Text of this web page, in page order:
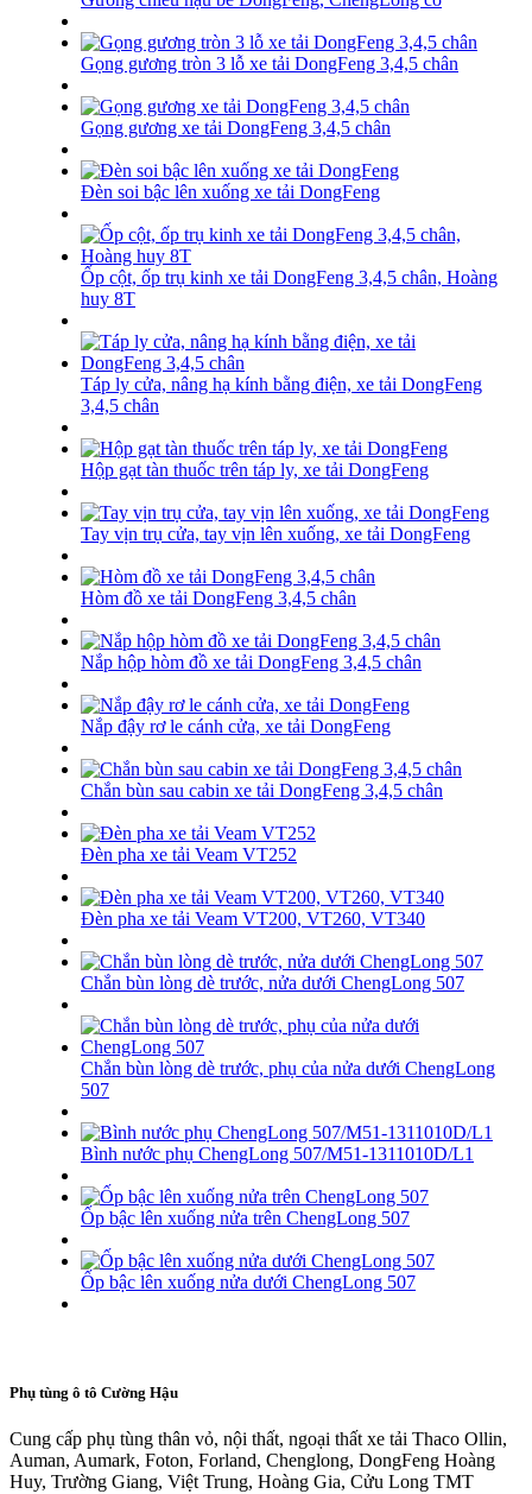
Gọng gương tròn 3 lỗ xe tải DongFeng 3,4,5 chân
Gọng gương xe tải DongFeng 3,4,5 chân
Đèn soi bậc lên xuống xe tải DongFeng
Ốp cột, ốp trụ kinh xe tải DongFeng 3,4,5 chân, Hoàng
huy 8T
Táp ly cửa, nâng hạ kính bằng điện, xe tải DongFeng
3,4,5 chân
Hộp gạt tàn thuốc trên táp ly, xe tải DongFeng
Tay vịn trụ cửa, tay vịn lên xuống, xe tải DongFeng
Hòm đồ xe tải DongFeng 3,4,5 chân
Nắp hộp hòm đồ xe tải DongFeng 3,4,5 chân
Nắp đậy rơ le cánh cửa, xe tải DongFeng
Chắn bùn sau cabin xe tải DongFeng 3,4,5 chân
Đèn pha xe tải Veam VT252
Đèn pha xe tải Veam VT200, VT260, VT340
Chắn bùn lòng dè trước, nửa dưới ChengLong 507
Chắn bùn lòng dè trước, phụ của nửa dưới ChengLong
507
Bình nước phụ ChengLong 507/M51-1311010D/L1
Ốp bậc lên xuống nửa trên ChengLong 507
Ốp bậc lên xuống nửa dưới ChengLong 507
Phụ tùng ô tô Cường Hậu
Cung cấp phụ tùng thân vỏ, nội thất, ngoại thất xe tải Thaco Ollin,
Auman, Aumark, Foton, Forland, Chenglong, DongFeng Hoàng
Huy, Trường Giang, Việt Trung, Hoàng Gia, Cửu Long TMT